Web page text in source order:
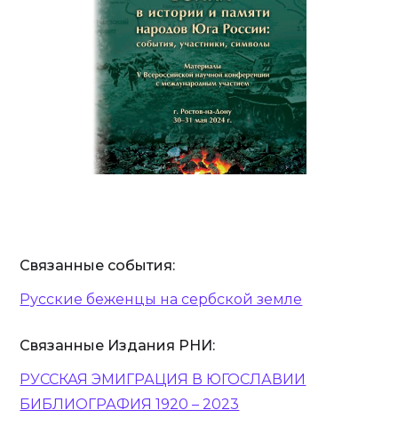
Связанные события:
Русские беженцы на сербской земле‍
Связанные Издания РНИ:
РУССКАЯ ЭМИГРАЦИЯ В ЮГОСЛАВИИ
БИБЛИОГРАФИЯ 1920 – 2023